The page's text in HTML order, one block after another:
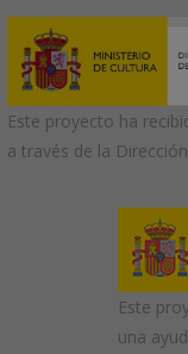
Este proyecto ha
a través de la
Este
una